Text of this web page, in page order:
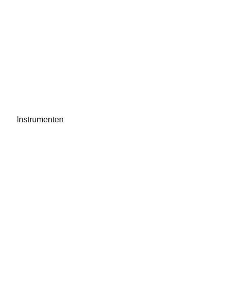
Instrumenten